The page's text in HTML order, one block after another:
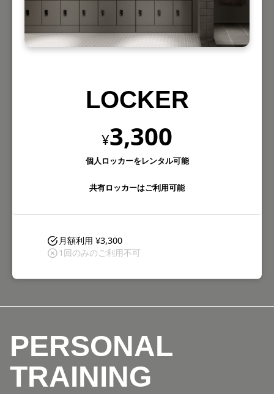
LOCKER
¥3,300
個人ロッカーをレンタル可能
共有ロッカーはご利用可能
月額利用 ¥3,300
1回のみのご利用不可
PERSONAL
TRAINING